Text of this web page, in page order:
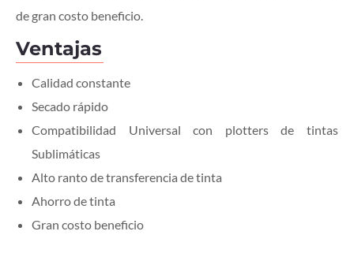
de gran costo beneficio.
Ventajas
Calidad constante
Secado rápido
Compatibilidad Universal con plotters de tintas
Sublimáticas
Alto ranto de transferencia de tinta
Ahorro de tinta
Gran costo beneficio